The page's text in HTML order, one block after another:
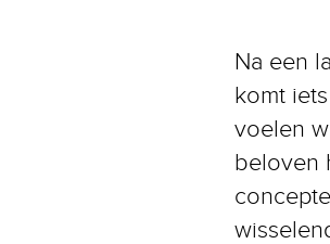
Na een
komt
voelen
beloven